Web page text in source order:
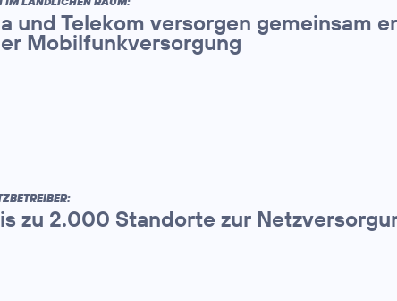
und Telekom versorgen gemeinsam
Mobilfunkversorgung
zu 2.000 Standorte zur